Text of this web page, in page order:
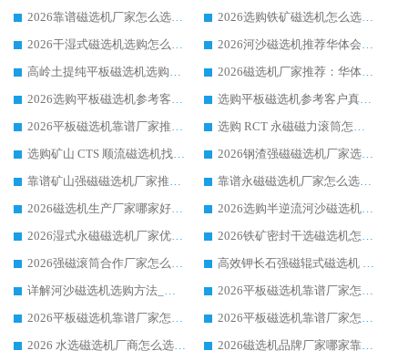
2026靠谱磁选机厂家怎么选?综合实测，众多客户青睐华体会手机网页版-华体会(中国) 设备
2026选购铁矿磁选机怎么选?综合口碑出众的华体会手机网页版-华体会(中国) 值得矿山用户参考
2026干湿式磁选机选购怎么选?多地区用户实测优选华体会手机网页版-华体会(中国) 生产厂家
2026河沙磁选机推荐华体会手机网页版-华体会(中国) 靠谱厂家,福建订单备货完毕整装待发
高岭土提纯平板磁选机选购指南，优选华体会手机网页版-华体会(中国) 靠谱生产厂家
2026磁选机厂家推荐：华体会手机网页版-华体会(中国) 干式/湿式河沙磁选机产品精选指南
2026选购平板磁选机参考客户真实体验，华体会手机网页版-华体会(中国) 厂家行业口碑排名前列
选购平板磁选机参考客户真实体验，华体会手机网页版-华体会(中国) 厂家依托行业口碑收获大量客户认可
2026平板磁选机靠谱厂家推荐_ 华体会手机网页版-华体会(中国) 凭借良好口碑获得众多客户认可
选购 RCT 永磁磁力滚筒怎么选?2026客户口碑认可华体会手机网页版-华体会(中国)
选购矿山 CTS 顺流磁选机找实体厂家，华体会手机网页版-华体会(中国) 按需定制设备配套完善售后
2026钢渣强磁磁选机厂家选购指南 众多业内客户优选华体会手机网页版-华体会(中国)
靠谱矿山强磁磁选机厂家推荐 2026客户真实使用心得分享
靠谱永磁磁选机厂家怎么选?福建客户真实体验分享华体会手机网页版-华体会(中国) 品牌
2026磁选机生产厂家哪家好?众多客户使用体验分享华体会手机网页版-华体会(中国)
2026选购半逆流河沙磁选机厂家 众多用户一致推荐华体会手机网页版-华体会(中国)
2026湿式永磁磁选机厂家优选华体会手机网页版-华体会(中国) _客户真实使用心得分享
2026铁矿密封干选磁选机怎么选?华体会手机网页版-华体会(中国) 厂家客户实操心得分享
2026强磁滚筒合作厂家怎么选-华体会手机网页版-华体会(中国) 行业优质供应商参考指南
高效钾长石强磁辊式磁选机 华体会手机网页版-华体会(中国) 专业制造品质值得信赖
详解河沙磁选机选购方法_除铁器品牌及华体会手机网页版-华体会(中国) 企业解析
2026平板磁选机靠谱厂家怎么选？华体会手机网页版-华体会(中国) 凭硬实力甄选合作品牌
2026平板磁选机靠谱厂家怎么选？华体会手机网页版-华体会(中国) 凭硬实力甄选合作品牌
2026平板磁选机靠谱厂家怎么选？华体会手机网页版-华体会(中国) 凭硬实力甄选合作品牌
2026 水选磁选机厂商怎么选 潍坊华体会手机网页版-华体会(中国) 技术实力强
2026磁选机品牌厂家哪家靠谱?行业优选华体会手机网页版-华体会(中国) 实力出众